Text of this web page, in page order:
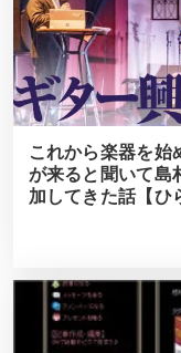
これから楽器を始
が来ると聞いて島
加してきた話【ひ